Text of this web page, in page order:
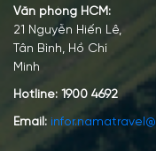
Văn phòng HCM:
21 Nguyễn Hiến Lê,
Tân Bình, Hồ Chí
Minh
Hotline: 1900 4692
Email: